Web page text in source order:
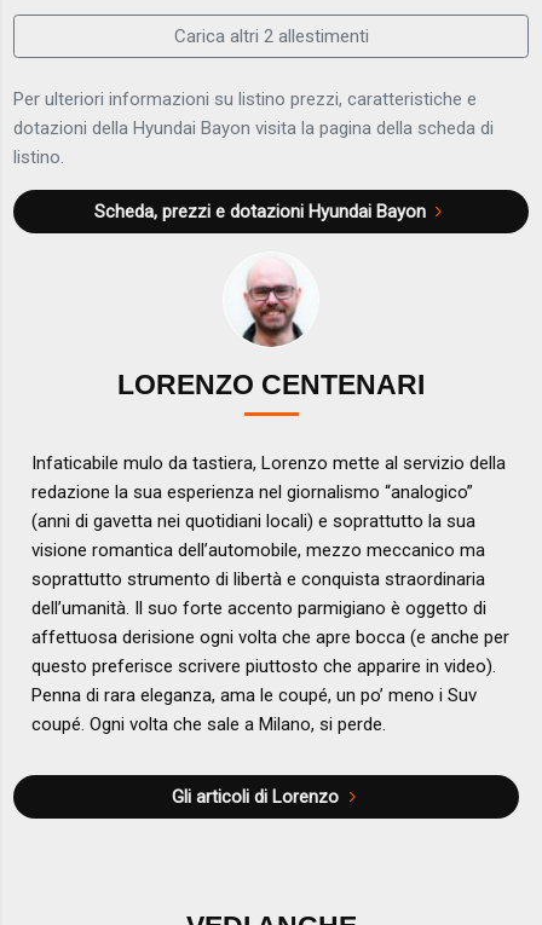
Carica altri 2 allestimenti
Per ulteriori informazioni su listino prezzi, caratteristiche e
dotazioni della Hyundai Bayon visita la pagina della scheda di
listino.
Scheda, prezzi e dotazioni Hyundai Bayon
LORENZO CENTENARI
Infaticabile mulo da tastiera, Lorenzo mette al servizio della
redazione la sua esperienza nel giornalismo “analogico”
(anni di gavetta nei quotidiani locali) e soprattutto la sua
visione romantica dell’automobile, mezzo meccanico ma
soprattutto strumento di libertà e conquista straordinaria
dell’umanità. Il suo forte accento parmigiano è oggetto di
affettuosa derisione ogni volta che apre bocca (e anche per
questo preferisce scrivere piuttosto che apparire in video).
Penna di rara eleganza, ama le coupé, un po’ meno i Suv
coupé. Ogni volta che sale a Milano, si perde.
Gli articoli di Lorenzo